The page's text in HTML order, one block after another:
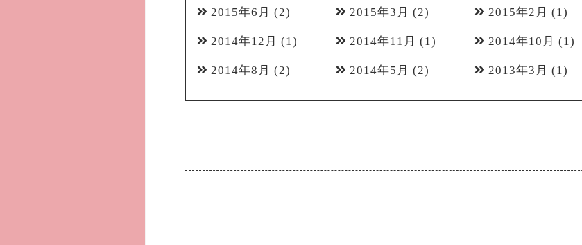
2015年6月 (2) 2015年3月 (2) 2015年2月 (1)
2014年12月 (1) 2014年11月 (1) 2014年10月 (1)
2014年8月 (2) 2014年5月 (2) 2013年3月 (1)